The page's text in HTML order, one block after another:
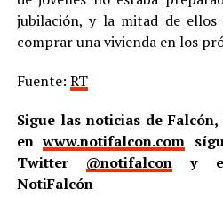
jubilación, y la mitad de
comprar una vivienda en los
Fuente: RT
Sigue las noticias de
enwww.notifalcon.com
Twitter @notifalcon y
NotiFalcón